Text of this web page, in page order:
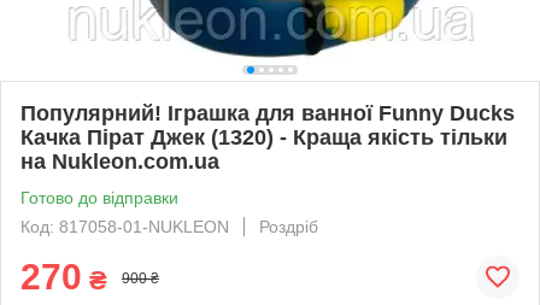
Популярний! Іграшка для ванної Funny Ducks
Качка Пірат Джек (1320) - Краща якість тільки
на Nukleon.com.ua
Готово до відправки
Код: 817058-01-NUKLEON
Роздріб
270 ₴ 900 ₴